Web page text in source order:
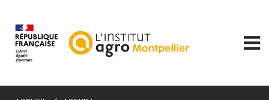
contenu
principal